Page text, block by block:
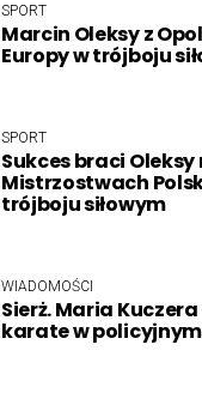
SPORT
Marcin Oleksy z
Europy w trójboju
SPORT
Sukces braci Oleksy
Mistrzostwach
trójboju siłowym
WIADOMOŚCI
Sierż. Maria
karate w